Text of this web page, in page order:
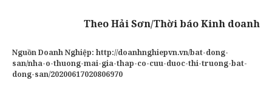
Theo Hải Sơn/Thời báo Kinh doanh
Nguồn Doanh Nghiệp: http://doanhnghiepvn.vn/bat-dong-
san/nha-o-thuong-mai-gia-thap-co-cuu-duoc-thi-truong-bat-
dong-san/20200617020806970